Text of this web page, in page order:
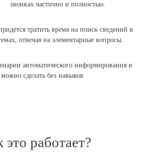
звонках частично и полностью.
тратить время на поиск сведений в
отвечая на элементарные вопросы.
автоматического информирования в
сделать без навыков
это работает?